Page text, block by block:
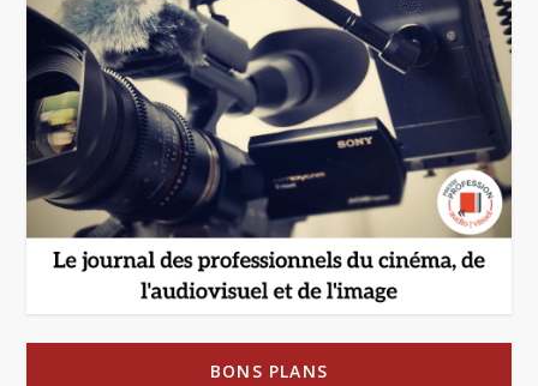
BONS PLANS